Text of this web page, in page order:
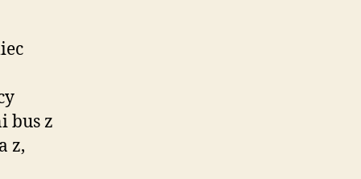
bus z
z,